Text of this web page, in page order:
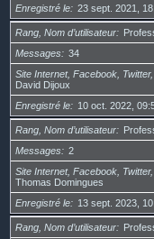
Enregistré le
23 sept. 2021,
Rang, Nom d’utilisateur
Messages
34
Site Internet, Facebook,
David Dijoux
Enregistré le
10 oct. 2022,
Rang, Nom d’utilisateur
Messages
2
Site Internet, Facebook,
Thomas Domingues
Enregistré le
13 sept. 2023,
Rang, Nom d’utilisateur